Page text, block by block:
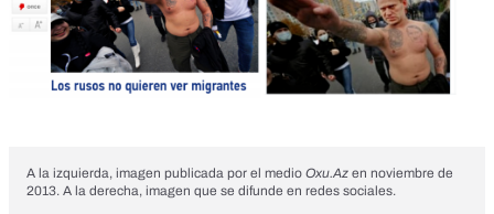
A la izquierda, imagen publicada por el medio Oxu.Az en noviembre de
2013. A la derecha, imagen que se difunde en redes sociales.